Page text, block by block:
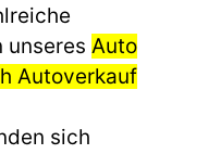
unseres Auto
Autoverkauf
sich